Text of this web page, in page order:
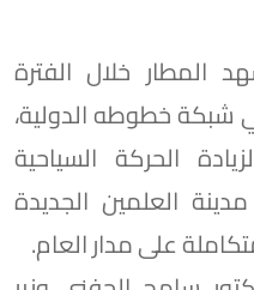
المطار خلال الفترة
شبكة خطوطه الدولية،
الحركة السياحية
العلمين الجديدة
على مدار العام.